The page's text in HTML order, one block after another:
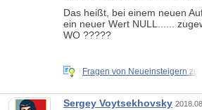
Das heißt, bei einem neuen
ein neuer Wert NULL......
WO ?????
Fragen von Neueinsteigern zu
Sergey Voytsekhovsky